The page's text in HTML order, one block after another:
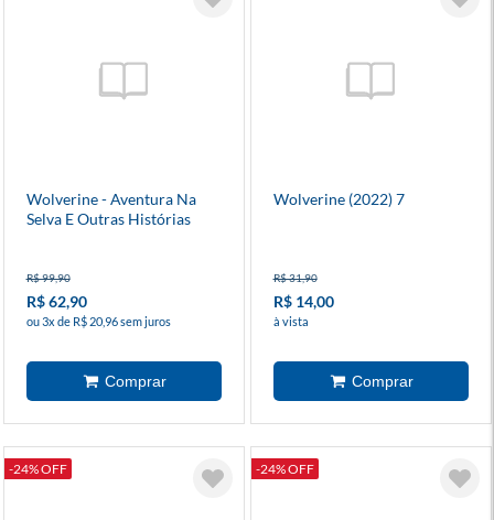
Wolverine - Aventura Na
Selva E Outras Histórias
R$ 99,90
R$ 62,90
ou 3x de R$ 20,96 sem juros
Wolverine (2022) 7
R$ 31,90
R$ 14,00
à vista
-24% OFF -24% OFF